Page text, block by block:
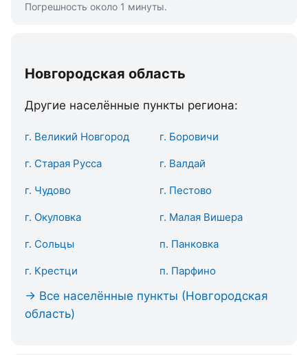
Погрешность около 1 минуты.
Новгородская область
Другие населённые пункты региона:
г. Великий Новгород г. Боровичи
г. Старая Русса г. Валдай
г. Чудово г. Пестово
г. Окуловка г. Малая Вишера
г. Сольцы п. Панковка
г. Крестци п. Парфино
→ Все населённые пункты (Новгородская
область)